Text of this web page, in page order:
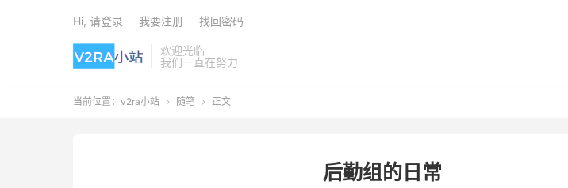
欢迎光临
我们一直在努力
Hi, 请登录 我要注册 找回密码
当前位置： v2ra小站  随笔  正文
后勤组的日常